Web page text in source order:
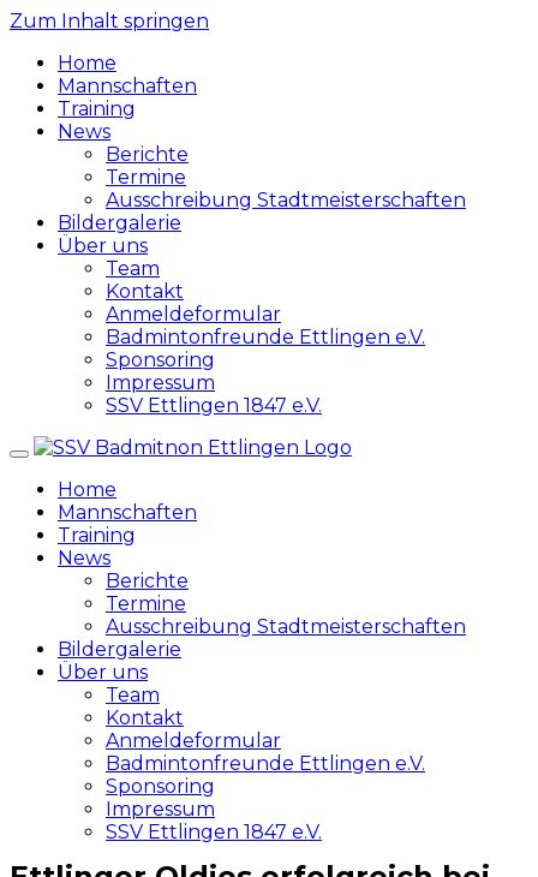
Zum Inhalt springen
Home
Mannschaften
Training
News
Berichte
Termine
Ausschreibung Stadtmeisterschaften
Bildergalerie
Über uns
Team
Kontakt
Anmeldeformular
Badmintonfreunde Ettlingen e.V.
Sponsoring
Impressum
SSV Ettlingen 1847 e.V.
Home
Mannschaften
Training
News
Berichte
Termine
Ausschreibung Stadtmeisterschaften
Bildergalerie
Über uns
Team
Kontakt
Anmeldeformular
Badmintonfreunde Ettlingen e.V.
Sponsoring
Impressum
SSV Ettlingen 1847 e.V.